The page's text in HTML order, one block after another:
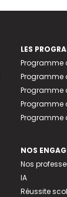
LES
Programme
Programme
Programme
Programme
Programme
NOS
Nos
IA
Réussite